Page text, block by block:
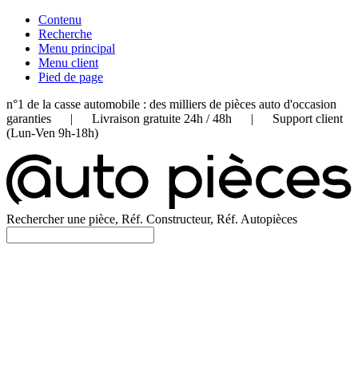
Contenu
Recherche
Menu principal
Menu client
Pied de page
n°1 de la casse automobile : des milliers de pièces auto d'occasion
garanties | Livraison gratuite 24h / 48h | Support client
(Lun-Ven 9h-18h)
Rechercher une pièce, Réf. Constructeur, Réf. Autopièces